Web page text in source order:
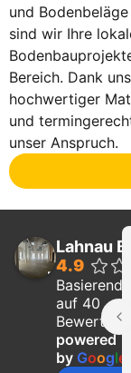
und
sind wir Ihre
Bereich. Dank
hochwertiger
und
unser Anspruch.
Lahnau
4.9
Basierend
auf 40
powered
by Google